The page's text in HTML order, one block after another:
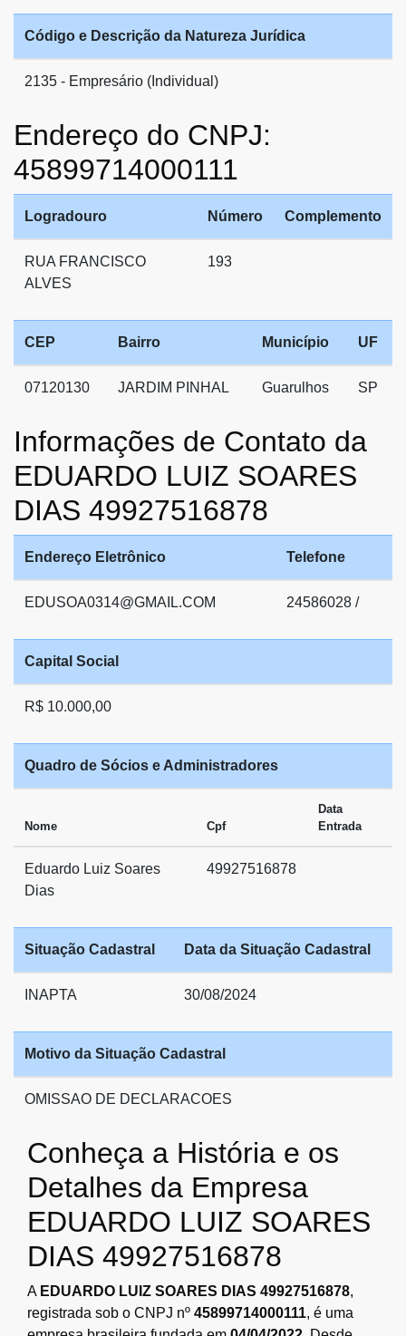
Código e Descrição da Natureza Jurídica
2135 - Empresário (Individual)
Endereço do CNPJ:
45899714000111
Logradouro Número Complemento
RUA FRANCISCO
ALVES
193
CEP Bairro Município UF
07120130 JARDIM PINHAL Guarulhos SP
Informações de Contato da
EDUARDO LUIZ SOARES
DIAS 49927516878
Endereço Eletrônico Telefone
EDUSOA0314@GMAIL.COM 24586028 /
Capital Social
R$ 10.000,00
Quadro de Sócios e Administradores
Nome Cpf
Data
Entrada
Eduardo Luiz Soares
Dias
49927516878
Situação Cadastral Data da Situação Cadastral
INAPTA 30/08/2024
Motivo da Situação Cadastral
OMISSAO DE DECLARACOES
Conheça a História e os
Detalhes da Empresa
EDUARDO LUIZ SOARES
DIAS 49927516878
A EDUARDO LUIZ SOARES DIAS 49927516878,
registrada sob o CNPJ nº 45899714000111, é uma